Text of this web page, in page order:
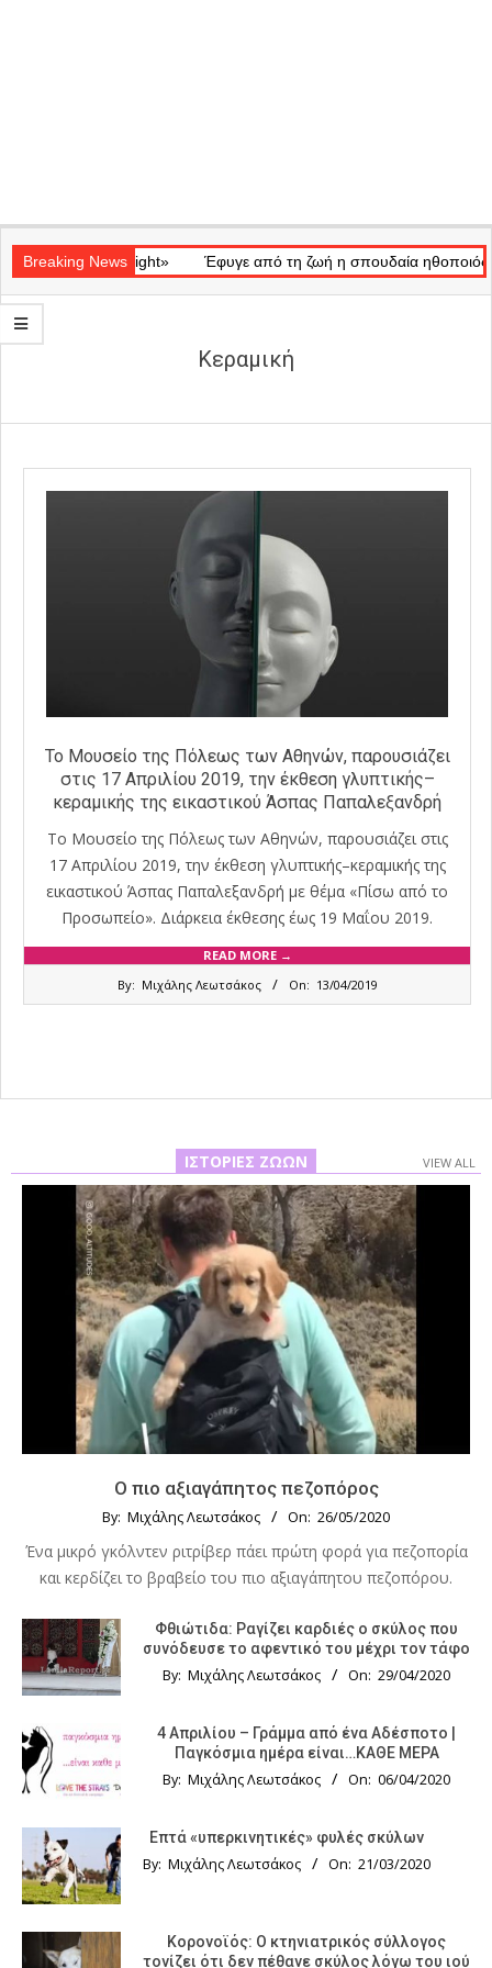
Navigation
Menu
Breaking News
«Ray of Light» Έφυγε από τη ζωή η σπουδαία ηθοποιός
Κεραμική
Το Μουσείο της Πόλεως των Αθηνών, παρουσιάζει
στις 17 Απριλίου 2019, την έκθεση γλυπτικής–
κεραμικής της εικαστικού Άσπας Παπαλεξανδρή
Το Μουσείο της Πόλεως των Αθηνών, παρουσιάζει στις
17 Απριλίου 2019, την έκθεση γλυπτικής–κεραμικής της
εικαστικού Άσπας Παπαλεξανδρή με θέμα «Πίσω από το
Προσωπείο». Διάρκεια έκθεσης έως 19 Μαΐου 2019.
READ MORE →
By: Μιχάλης Λεωτσάκος On: 13/04/2019
ΙΣΤΟΡΊΕΣ ΖΏΩΝ VIEW ALL
Ο πιο αξιαγάπητος πεζοπόρος
By: Μιχάλης Λεωτσάκος On: 26/05/2020
Ένα μικρό γκόλντεν ριτρίβερ πάει πρώτη φορά για πεζοπορία
και κερδίζει το βραβείο του πιο αξιαγάπητου πεζοπόρου.
Φθιώτιδα: Ραγίζει καρδιές ο σκύλος που
συνόδευσε το αφεντικό του μέχρι τον τάφο
By: Μιχάλης Λεωτσάκος On: 29/04/2020
4 Απριλίου – Γράμμα από ένα Αδέσποτο |
Παγκόσμια ημέρα είναι…ΚΑΘΕ ΜΕΡΑ
By: Μιχάλης Λεωτσάκος On: 06/04/2020
Επτά «υπερκινητικές» φυλές σκύλων
By: Μιχάλης Λεωτσάκος On: 21/03/2020
Κορονοϊός: Ο κτηνιατρικός σύλλογος
τονίζει ότι δεν πέθανε σκύλος λόγω του ιού